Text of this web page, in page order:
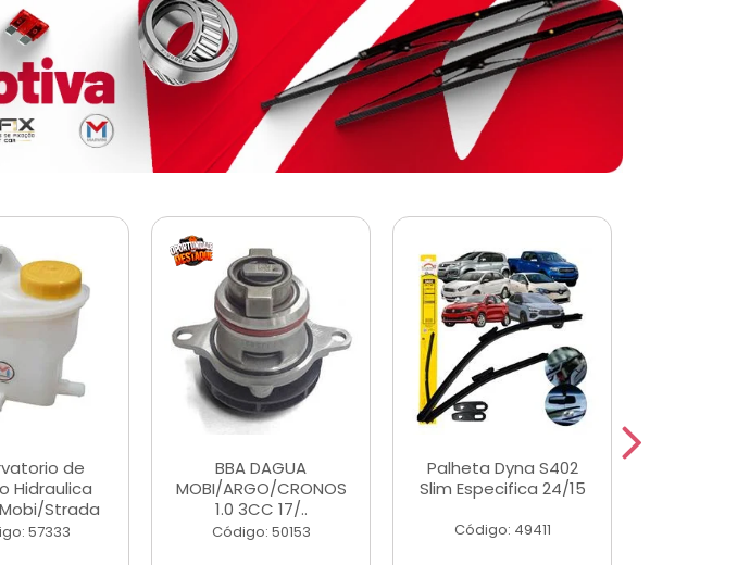
de
Hidraulica
Strada
57333
BBA DAGUA
MOBI/ARGO/CRONOS
1.0 3CC 17/..
Código: 50153
Palheta Dyna S402
Slim Especifica 24/15
Código: 49411